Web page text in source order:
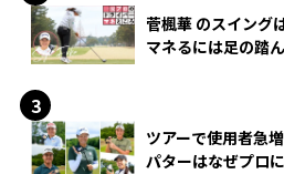
菅楓華 のスイング
マネるには足の踏
ツアーで使用者急
パターはなぜプロ